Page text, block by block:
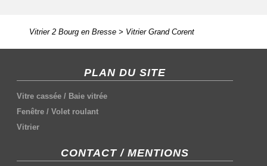
Vitrier 2 Bourg en Bresse> Vitrier Grand Corent
PLAN DU SITE
Vitre cassée / Baie vitrée
Fenêtre /Volet roulant
Vitrier
CONTACT / MENTIONS